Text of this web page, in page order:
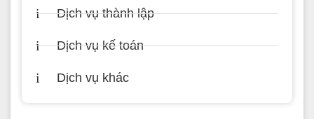
Dịch vụ thành lập
Dịch vụ kế toán
Dịch vụ khác